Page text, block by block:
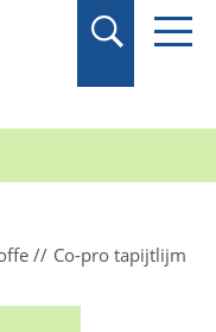
Co-pro tapijtlijm